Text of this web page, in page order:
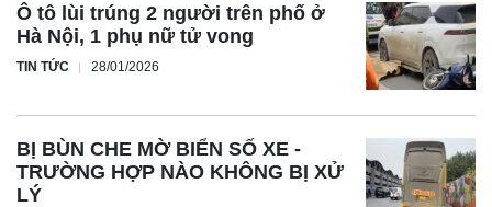
Ô tô lùi trúng 2 người trên phố ở
Hà Nội, 1 phụ nữ tử vong
TIN TỨC 28/01/2026
BỊ BÙN CHE MỜ BIỂN SỐ XE -
TRƯỜNG HỢP NÀO KHÔNG BỊ XỬ
LÝ